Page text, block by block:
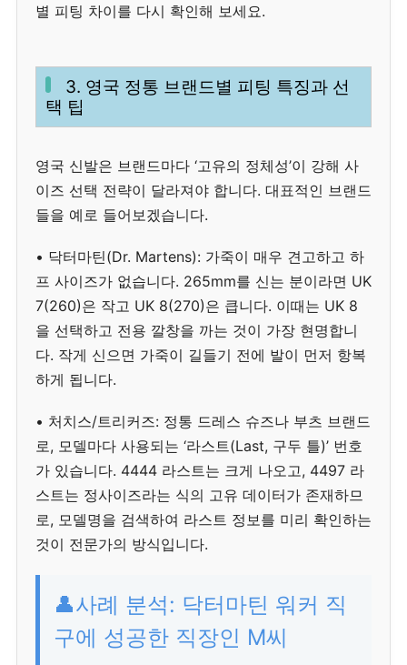
별 피팅 차이를 다시 확인해 보세요.
3. 영국 정통 브랜드별 피팅 특징과 선
택 팁
영국 신발은 브랜드마다 ‘고유의 정체성’이 강해 사
이즈 선택 전략이 달라져야 합니다. 대표적인 브랜드
들을 예로 들어보겠습니다.
• 닥터마틴(Dr. Martens): 가죽이 매우 견고하고 하
프 사이즈가 없습니다. 265mm를 신는 분이라면 UK
7(260)은 작고 UK 8(270)은 큽니다. 이때는 UK 8
을 선택하고 전용 깔창을 까는 것이 가장 현명합니
다. 작게 신으면 가죽이 길들기 전에 발이 먼저 항복
하게 됩니다.
• 처치스/트리커즈: 정통 드레스 슈즈나 부츠 브랜드
로, 모델마다 사용되는 ‘라스트(Last, 구두 틀)’ 번호
가 있습니다. 4444 라스트는 크게 나오고, 4497 라
스트는 정사이즈라는 식의 고유 데이터가 존재하므
로, 모델명을 검색하여 라스트 정보를 미리 확인하는
것이 전문가의 방식입니다.
👤사례 분석: 닥터마틴 워커 직
구에 성공한 직장인 M씨